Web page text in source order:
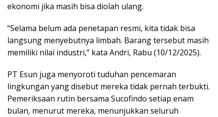
ekonomi jika masih bisa diolah ulang.
“Selama belum ada penetapan resmi, kita tidak bisa
langsung menyebutnya limbah. Barang tersebut masih
memiliki nilai industri,” kata Andri, Rabu (10/12/2025).
PT Esun juga menyoroti tuduhan pencemaran
lingkungan yang disebut mereka tidak pernah terbukti.
Pemeriksaan rutin bersama Sucofindo setiap enam
bulan, menurut mereka, menunjukkan seluruh